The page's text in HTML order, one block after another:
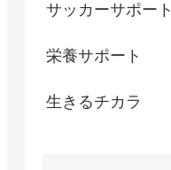
サッカーサポート
栄養サポート
生きるチカラ